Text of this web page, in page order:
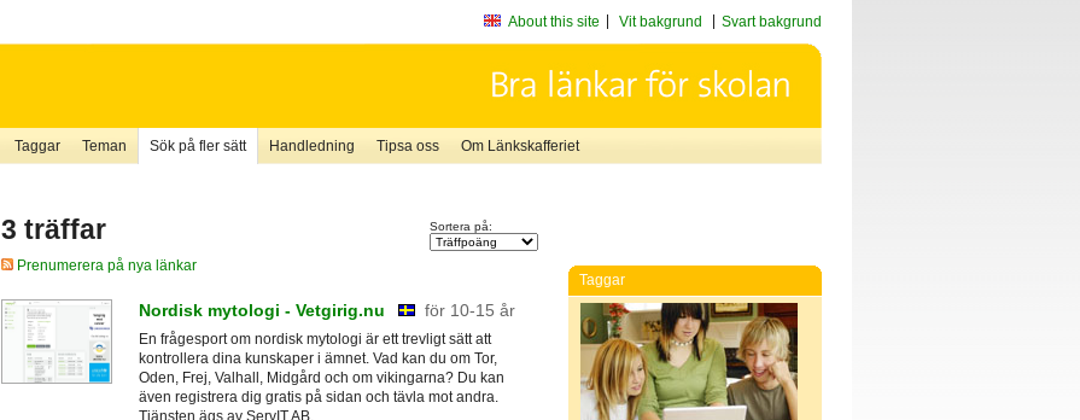
About this site Vit bakgrund Svart bakgrund
Taggar Teman Sök på fler sätt Handledning Tipsa oss Om Länkskafferiet
3 träffar Sortera på:
Prenumerera på nya länkar
Nordisk mytologi - Vetgirig.nu för 10-15 år
En frågesport om nordisk mytologi är ett trevligt sätt att
kontrollera dina kunskaper i ämnet. Vad kan du om Tor,
Oden, Frej, Valhall, Midgård och om vikingarna? Du kan
även registrera dig gratis på sidan och tävla mot andra.
Tjänsten ägs av ServIT AB.
Taggar